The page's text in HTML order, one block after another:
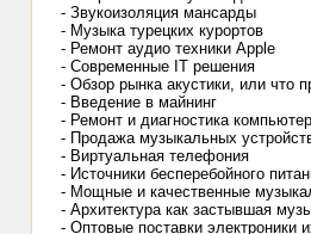
- Звукоизоляция мансарды
- Музыка турецких курортов
- Ремонт аудио техники Apple
- Современные IT решения
- Обзор рынка акустики, или что
- Введение в майнинг
- Ремонт и диагностика
- Продажа музыкальных
- Виртуальная телефония
- Источники бесперебойного
- Мощные и качественные
- Архитектура как застывшая
- Оптовые поставки электроники